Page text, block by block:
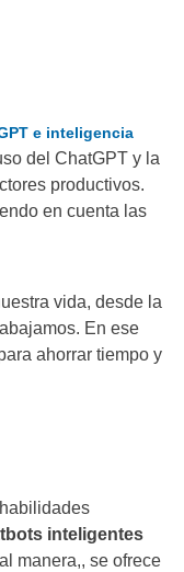
e inteligencia
del ChatGPT y la
productivos.
en cuenta las
vida, desde la
En ese
ahorrar tiempo y
inteligentes
manera,, se ofrece